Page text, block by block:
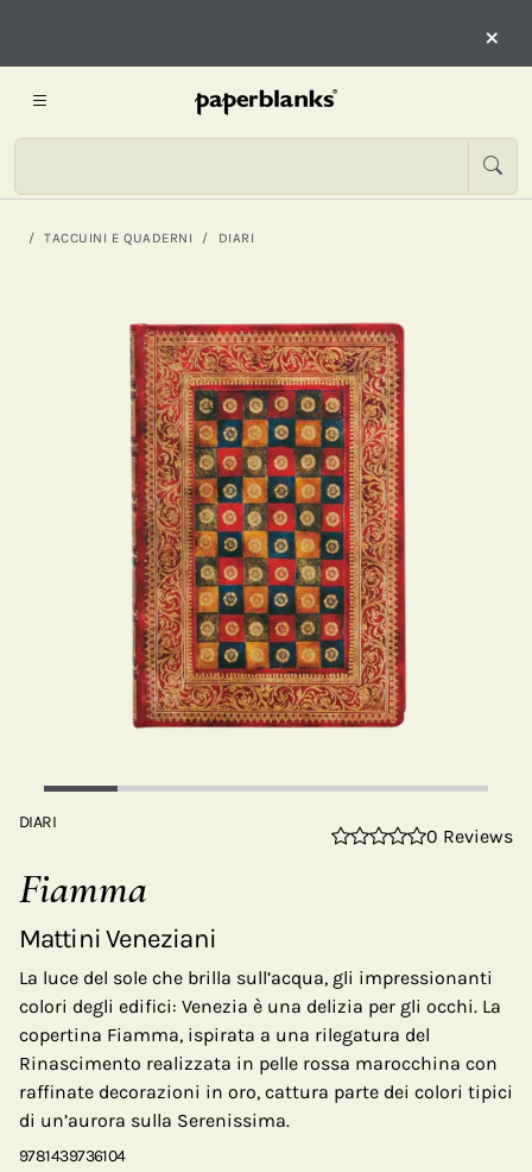
×
TACCUINI E QUADERNI DIARI
DIARI
0 Reviews
Fiamma
Mattini Veneziani
La luce del sole che brilla sull’acqua, gli impressionanti
colori degli edifici: Venezia è una delizia per gli occhi. La
copertina Fiamma, ispirata a una rilegatura del
Rinascimento realizzata in pelle rossa marocchina con
raffinate decorazioni in oro, cattura parte dei colori tipici
di un’aurora sulla Serenissima.
9781439736104